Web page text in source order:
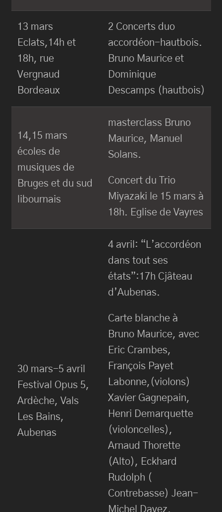
13 mars
Eclats,14h et
18h, rue
Vergnaud
Bordeaux
2 Concerts duo
accordéon-hautbois.
Bruno Maurice et
Dominique
Descamps (hautbois)
14,15 mars
écoles de
musiques de
Bruges et du sud
libournais
masterclass Bruno
Maurice, Manuel
Solans.
Concert du Trio
Miyazaki le 15 mars à
18h. Eglise de Vayres
30 mars-5 avril
Festival Opus 5,
Ardèche, Vals
Les Bains,
Aubenas
4 avril: “L’accordéon
dans tout ses
états”:17h Cjâteau
d’Aubenas.
Carte blanche à
Bruno Maurice, avec
Eric Crambes,
François Payet
Labonne,(violons)
Xavier Gagnepain,
Henri Demarquette
(violoncelles),
Arnaud Thorette
(Alto), Eckhard
Rudolph (
Contrebasse) Jean-
Michel Dayez,